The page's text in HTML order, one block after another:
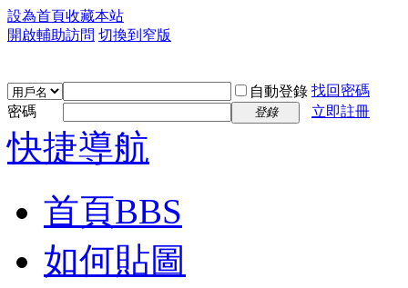
設為首頁收藏本站
開啟輔助訪問 切換到窄版
自動登錄 找回密碼
密碼
登錄 立即註冊
快捷導航
首頁BBS
如何貼圖